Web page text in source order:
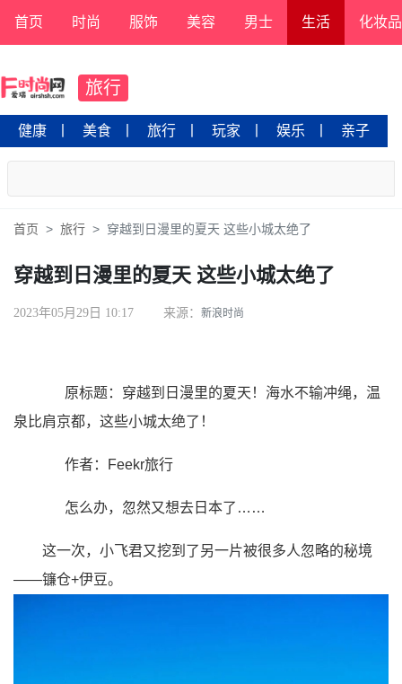
首页 时尚 服饰 美容 男士 生活 化妆品
旅行
健康 美食 旅行 玩家 娱乐 亲子
首页 旅行 穿越到日漫里的夏天 这些小城太绝了
穿越到日漫里的夏天 这些小城太绝了
2023年05月29日 10:17 来源： 新浪时尚
原标题：穿越到日漫里的夏天！海水不输冲绳，温
泉比肩京都，这些小城太绝了！
作者：Feekr旅行
怎么办，忽然又想去日本了……
这一次，小飞君又挖到了另一片被很多人忽略的秘境
——镰仓+伊豆。